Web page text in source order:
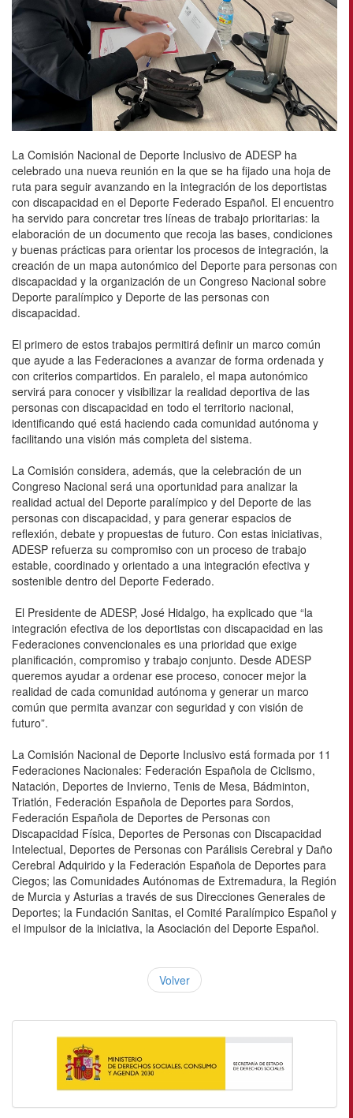
La Comisión Nacional de Deporte Inclusivo de ADESP ha
celebrado una nueva reunión en la que se ha fijado una hoja de
ruta para seguir avanzando en la integración de los deportistas
con discapacidad en el Deporte Federado Español. El encuentro
ha servido para concretar tres líneas de trabajo prioritarias: la
elaboración de un documento que recoja las bases, condiciones
y buenas prácticas para orientar los procesos de integración, la
creación de un mapa autonómico del Deporte para personas con
discapacidad y la organización de un Congreso Nacional sobre
Deporte paralímpico y Deporte de las personas con
discapacidad.
El primero de estos trabajos permitirá definir un marco común
que ayude a las Federaciones a avanzar de forma ordenada y
con criterios compartidos. En paralelo, el mapa autonómico
servirá para conocer y visibilizar la realidad deportiva de las
personas con discapacidad en todo el territorio nacional,
identificando qué está haciendo cada comunidad autónoma y
facilitando una visión más completa del sistema.
La Comisión considera, además, que la celebración de un
Congreso Nacional será una oportunidad para analizar la
realidad actual del Deporte paralímpico y del Deporte de las
personas con discapacidad, y para generar espacios de
reflexión, debate y propuestas de futuro. Con estas iniciativas,
ADESP refuerza su compromiso con un proceso de trabajo
estable, coordinado y orientado a una integración efectiva y
sostenible dentro del Deporte Federado.
El Presidente de ADESP, José Hidalgo, ha explicado que “la
integración efectiva de los deportistas con discapacidad en las
Federaciones convencionales es una prioridad que exige
planificación, compromiso y trabajo conjunto. Desde ADESP
queremos ayudar a ordenar ese proceso, conocer mejor la
realidad de cada comunidad autónoma y generar un marco
común que permita avanzar con seguridad y con visión de
futuro”.
La Comisión Nacional de Deporte Inclusivo está formada por 11
Federaciones Nacionales: Federación Española de Ciclismo,
Natación, Deportes de Invierno, Tenis de Mesa, Bádminton,
Triatlón, Federación Española de Deportes para Sordos,
Federación Española de Deportes de Personas con
Discapacidad Física, Deportes de Personas con Discapacidad
Intelectual, Deportes de Personas con Parálisis Cerebral y Daño
Cerebral Adquirido y la Federación Española de Deportes para
Ciegos; las Comunidades Autónomas de Extremadura, la Región
de Murcia y Asturias a través de sus Direcciones Generales de
Deportes; la Fundación Sanitas, el Comité Paralímpico Español y
el impulsor de la iniciativa, la Asociación del Deporte Español.
Volver